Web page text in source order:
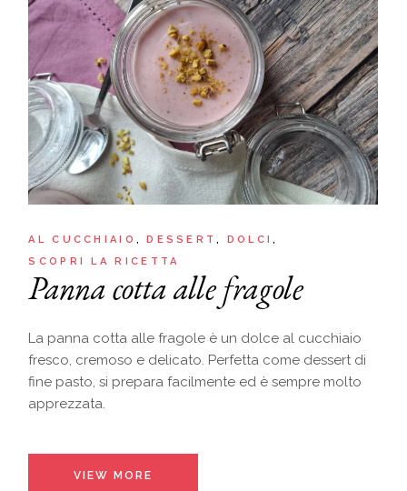
AL CUCCHIAIO DESSERT
DOLCI
SCOPRI LA RICETTA
Panna cotta alle fragole
La panna cotta alle fragole è un dolce al cucchiaio
fresco, cremoso e delicato. Perfetta come dessert di
fine pasto, si prepara facilmente ed è sempre molto
apprezzata.
VIEW MORE